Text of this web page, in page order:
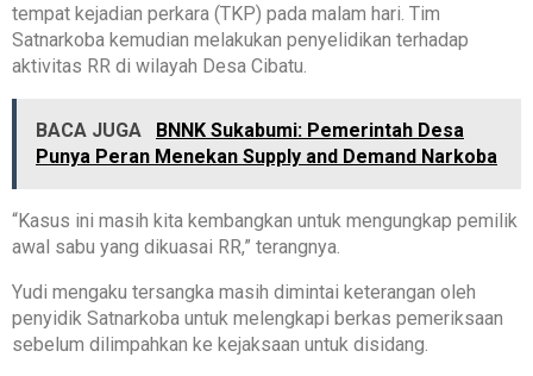
tempat kejadian perkara (TKP) pada malam hari. Tim
Satnarkoba kemudian melakukan penyelidikan terhadap
aktivitas RR di wilayah Desa Cibatu.
BACA JUGA
BNNK Sukabumi: Pemerintah Desa
Punya Peran Menekan Supply and Demand Narkoba
“Kasus ini masih kita kembangkan untuk mengungkap pemilik
awal sabu yang dikuasai RR,” terangnya.
Yudi mengaku tersangka masih dimintai keterangan oleh
penyidik Satnarkoba untuk melengkapi berkas pemeriksaan
sebelum dilimpahkan ke kejaksaan untuk disidang.